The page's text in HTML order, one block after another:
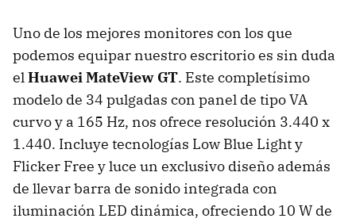
Uno de los mejores monitores con los que
podemos equipar nuestro escritorio es sin duda
elHuawei MateView GT. Este completísimo
modelo de 34 pulgadas con panel de tipo VA
curvo y a 165 Hz, nos ofrece resolución 3.440 x
1.440. Incluye tecnologías Low Blue Light y
Flicker Free y luce un exclusivo diseño además
de llevar barra de sonido integrada con
iluminación LED dinámica, ofreciendo 10 W de